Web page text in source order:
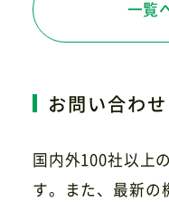
一覧
お問い合わせ
国内外100社以上
す。また、最新の